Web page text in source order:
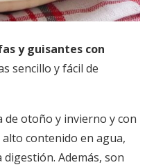
y guisantes con
sencillo y fácil de
de otoño y invierno y con
contenido en agua,
Además, son